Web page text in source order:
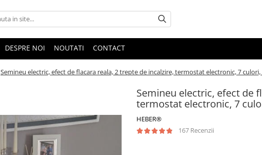
DESPRE NOI NOUTATI CONTACT
Semineu electric, efect de flacara reala, 2 trepte de incalzire, termostat electronic, 7 culori,
Semineu electric, efect de
termostat electronic, 7
HEBER®
167 Recenzii